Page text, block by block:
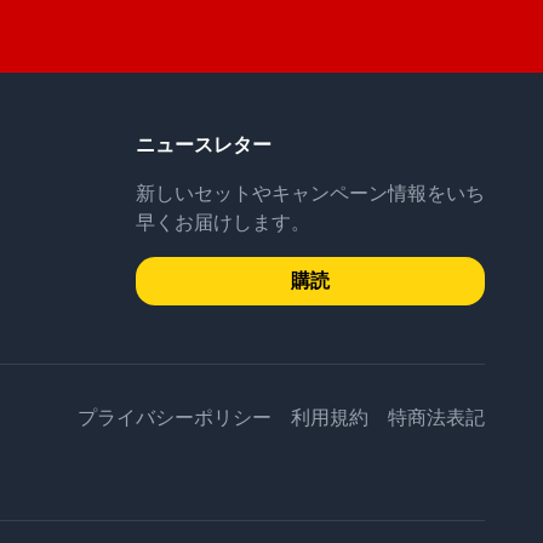
ニュースレター
新しいセットやキャンペーン情報をいち
早くお届けします。
購読
プライバシーポリシー 利用規約 特商法表記